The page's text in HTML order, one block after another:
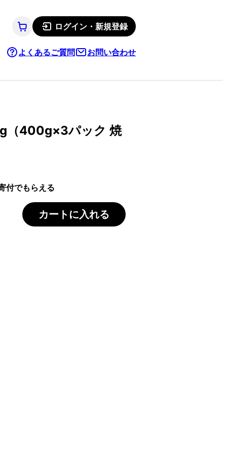
ログイン・新規登録
よくあるご質問 お問い合わせ
（400g×3パック 焼
付でもらえる
カートに入れる